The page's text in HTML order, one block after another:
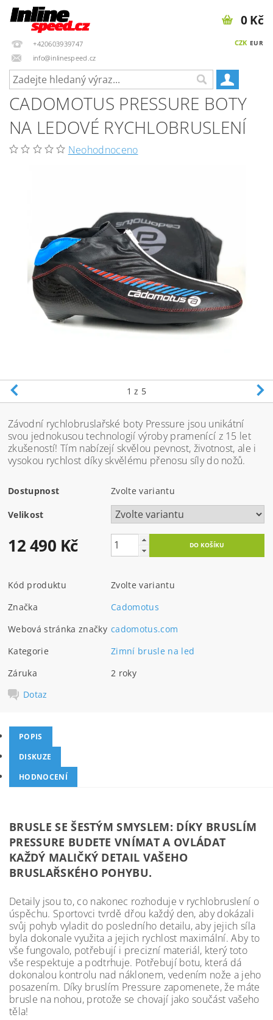
+420603939747
info@inlinespeed.cz
CZK EUR
0 Kč
CADOMOTUS PRESSURE BOTY
NA LEDOVÉ RYCHLOBRUSLENÍ
Neohodnoceno
1 z 5
Závodní rychlobruslařské boty Pressure jsou unikátní
svou jednokusou technologií výroby pramenící z 15 let
zkušeností! Tím nabízejí skvělou pevnost, životnost, ale i
vysokou rychlost díky skvělému přenosu síly do nožů.
Dostupnost Zvolte variantu
Velikost
12 490 Kč
Kód produktu
Zvolte variantu
Značka
Cadomotus
Webová stránka značky cadomotus.com
Kategorie
Zimní brusle na led
Záruka
2 roky
Dotaz
POPIS
DISKUZE
HODNOCENÍ
BRUSLE SE ŠESTÝM SMYSLEM: DÍKY BRUSLÍM
PRESSURE BUDETE VNÍMAT A OVLÁDAT
KAŽDÝ MALIČKÝ DETAIL VAŠEHO
BRUSLAŘSKÉHO POHYBU.
Detaily jsou to, co nakonec rozhoduje v rychlobruslení o
úspěchu. Sportovci tvrdě dřou každý den, aby dokázali
svůj pohyb vyladit do posledního detailu, aby jejich síla
byla dokonale využita a jejich rychlost maximální. Aby to
vše fungovalo, potřebují i precizní materiál, který toto
vše respektuje a podtrhuje. Potřebují botu, která dá
dokonalou kontrolu nad náklonem, vedením nože a jeho
posazením. Díky bruslím Pressure zapomenete, že máte
brusle na nohou, protože se chovají jako součást vašeho
těla!